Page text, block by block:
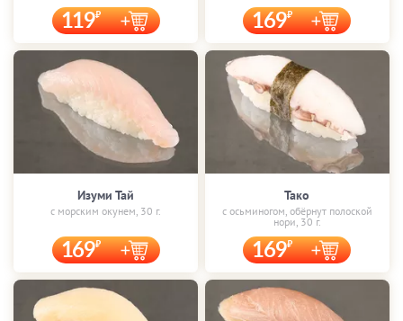
119 169
Изуми Тай
с морским окунем, 30 г.
169
Тако
с осьминогом, обёрнут полоской
нори, 30 г.
169